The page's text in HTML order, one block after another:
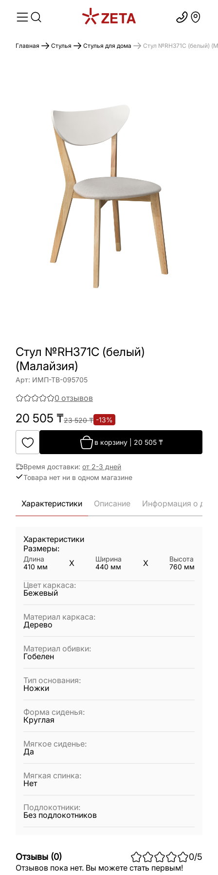
Главная Стулья Стулья для дома Стул №RH371C (белый)
Стул №RH371C (белый)
(Малайзия)
Арт: ИМП-ТВ-095705
0 отзывов
20 505 ₸23 520₸ -13%
в корзину 20 505 ₸
Время доставки: от 2-3 дней
Товара нет ни в одном магазине
Характеристики Описание Информация о
Характеристики
Размеры:
Длина
410 мм X
Ширина
440 мм X
Высота
760 мм
Цвет каркаса:
Бежевый
Материал каркаса:
Дерево
Материал обивки:
Гобелен
Тип основания:
Ножки
Форма сиденья:
Круглая
Мягкое сиденье:
Да
Мягкая спинка:
Нет
Подлокотники:
Без подлокотников
Отзывы (0) 0/5
Отзывов пока нет. Вы можете стать первым!